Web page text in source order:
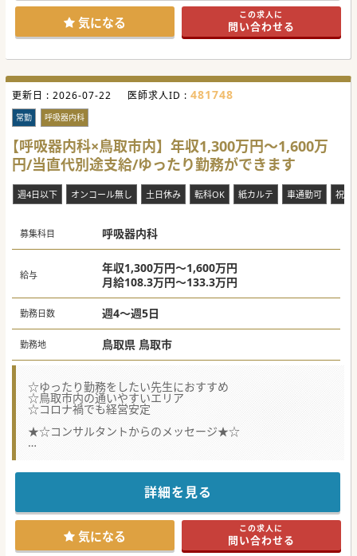
気になる この求人に
問い合わせる
更新日 : 2026-07-22 医師求人ID : 481748
常勤 呼吸器内科
【呼吸器内科×鳥取市内】年収1,300万円～1,600万
円/当直代別途支給/ゆったり勤務ができます
週4日以下 オンコール無し 土日休み 転科OK 紙カルテ 車通勤可 祝日
募集科目 呼吸器内科
給与
年収1,300万円～1,600万円
月給108.3万円～133.3万円
勤務日数 週4～週5日
勤務地 鳥取県 鳥取市
☆ゆったり勤務をしたい先生におすすめ
☆鳥取市内の通いやすいエリア
☆コロナ禍でも経営安定
★☆コンサルタントからのメッセージ★☆
詳細を見る
気になる この求人に
問い合わせる